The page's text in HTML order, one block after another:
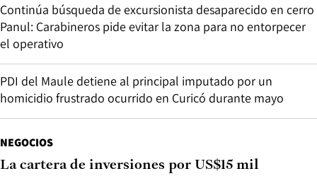
Continúa búsqueda de excursionista desaparecido en cerro
Panul: Carabineros pide evitar la zona para no entorpecer
el operativo
PDI del Maule detiene al principal imputado por un
homicidio frustrado ocurrido en Curicó durante mayo
NEGOCIOS
La cartera de inversiones por US$15 mil